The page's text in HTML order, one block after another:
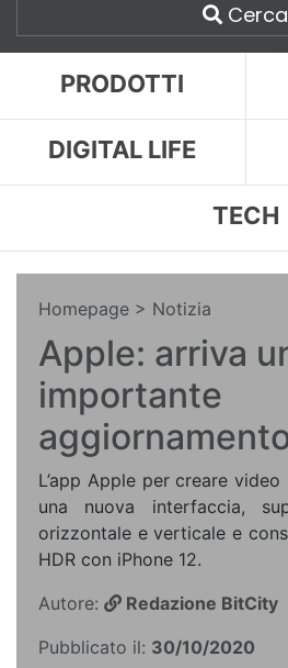
Cerca
PRODOTTI
DIGITAL LIFE
TECH
Homepage > Notizia
Apple: arriva
importante
L’app Apple per creare
una nuova interfaccia,
orizzontale e verticale e
HDR con iPhone 12.
Autore:
Redazione BitCity
Pubblicato il: 30/10/2020